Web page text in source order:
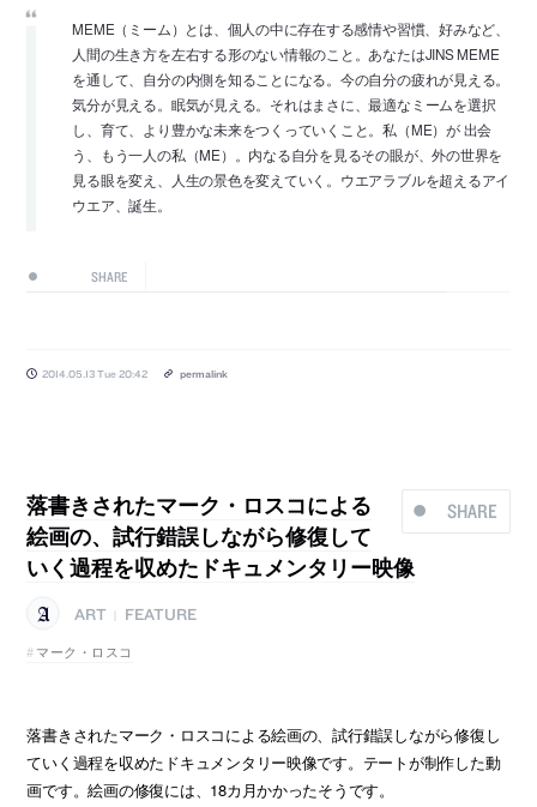
MEME（ミーム）とは、個人の中に存在する感情や習慣、好みなど、
人間の生き方を左右する形のない情報のこと。あなたはJINS MEME
を通して、自分の内側を知ることになる。今の自分の疲れが見える。
気分が見える。眠気が見える。それはまさに、最適なミームを選択
し、育て、より豊かな未来をつくっていくこと。私（ME）が 出会
う、もう一人の私（ME）。内なる自分を見るその眼が、外の世界を
見る眼を変え、人生の景色を変えていく。ウエアラブルを超えるアイ
ウエア、誕生。
SHARE
2014.05.13 Tue 20:42 permalink
SHARE
落書きされたマーク・ロスコによる
絵画の、試行錯誤しながら修復して
いく過程を収めたドキュメンタリー映像
ART
FEATURE
マーク・ロスコ
落書きされたマーク・ロスコによる絵画の、試行錯誤しながら修復し
ていく過程を収めたドキュメンタリー映像です。テートが制作した動
画です。絵画の修復には、18カ月かかったそうです。